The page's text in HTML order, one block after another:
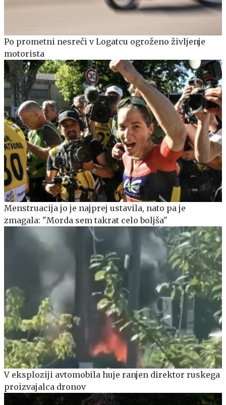
Po prometni nesreči v Logatcu ogroženo življenje
motorista
Menstruacija jo je najprej ustavila, nato pa je
zmagala: "Morda sem takrat celo boljša"
V eksploziji avtomobila huje ranjen direktor ruskega
proizvajalca dronov